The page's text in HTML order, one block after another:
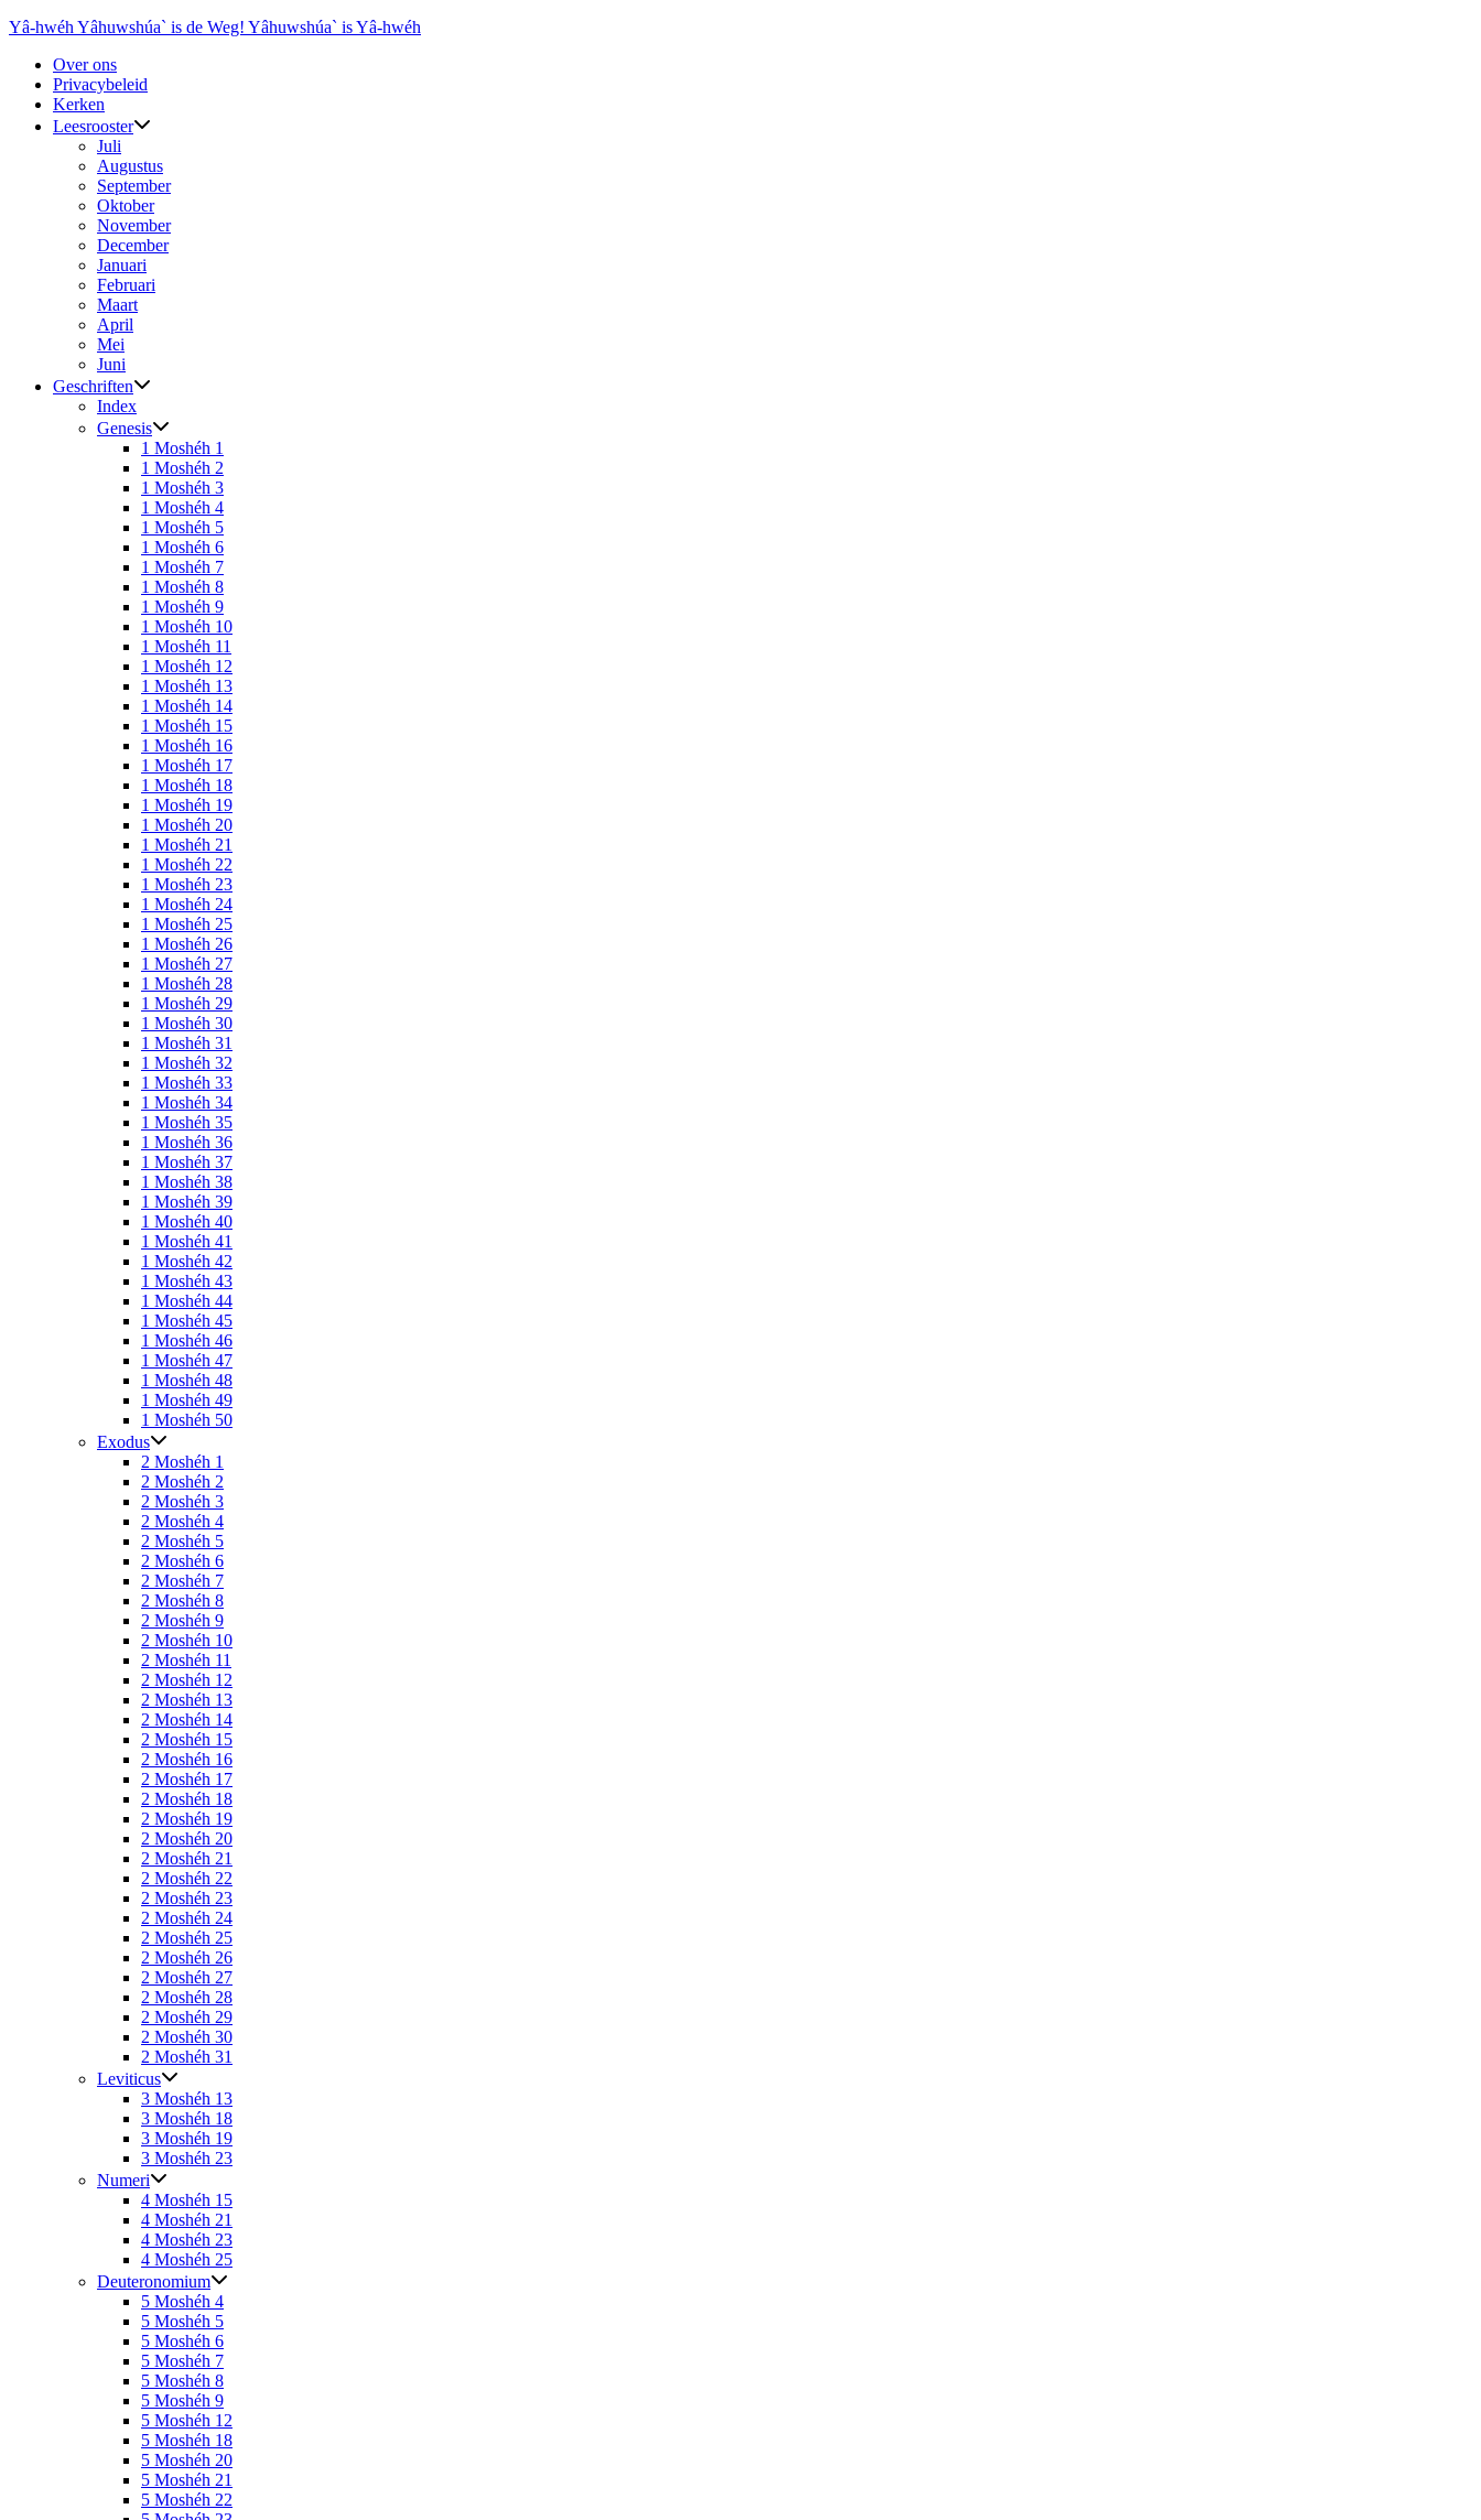
Ga
inhoud
Yâ-hwéh Yâhuwshúa` is de Weg! Yâhuwshúa` is Yâ-hwéh
Over ons
Privacybeleid
Kerken
Leesrooster
Juli
Augustus
September
Oktober
November
December
Januari
Februari
Maart
April
Mei
Juni
Geschriften
Index
Genesis
1 Moshéh 1
1 Moshéh 2
1 Moshéh 3
1 Moshéh 4
1 Moshéh 5
1 Moshéh 6
1 Moshéh 7
1 Moshéh 8
1 Moshéh 9
1 Moshéh 10
1 Moshéh 11
1 Moshéh 12
1 Moshéh 13
1 Moshéh 14
1 Moshéh 15
1 Moshéh 16
1 Moshéh 17
1 Moshéh 18
1 Moshéh 19
1 Moshéh 20
1 Moshéh 21
1 Moshéh 22
1 Moshéh 23
1 Moshéh 24
1 Moshéh 25
1 Moshéh 26
1 Moshéh 27
1 Moshéh 28
1 Moshéh 29
1 Moshéh 30
1 Moshéh 31
1 Moshéh 32
1 Moshéh 33
1 Moshéh 34
1 Moshéh 35
1 Moshéh 36
1 Moshéh 37
1 Moshéh 38
1 Moshéh 39
1 Moshéh 40
1 Moshéh 41
1 Moshéh 42
1 Moshéh 43
1 Moshéh 44
1 Moshéh 45
1 Moshéh 46
1 Moshéh 47
1 Moshéh 48
1 Moshéh 49
1 Moshéh 50
Exodus
2 Moshéh 1
2 Moshéh 2
2 Moshéh 3
2 Moshéh 4
2 Moshéh 5
2 Moshéh 6
2 Moshéh 7
2 Moshéh 8
2 Moshéh 9
2 Moshéh 10
2 Moshéh 11
2 Moshéh 12
2 Moshéh 13
2 Moshéh 14
2 Moshéh 15
2 Moshéh 16
2 Moshéh 17
2 Moshéh 18
2 Moshéh 19
2 Moshéh 20
2 Moshéh 21
2 Moshéh 22
2 Moshéh 23
2 Moshéh 24
2 Moshéh 25
2 Moshéh 26
2 Moshéh 27
2 Moshéh 28
2 Moshéh 29
2 Moshéh 30
2 Moshéh 31
Leviticus
3 Moshéh 13
3 Moshéh 18
3 Moshéh 19
3 Moshéh 23
Numeri
4 Moshéh 15
4 Moshéh 21
4 Moshéh 23
4 Moshéh 25
Deuteronomium
5 Moshéh 4
5 Moshéh 5
5 Moshéh 6
5 Moshéh 7
5 Moshéh 8
5 Moshéh 9
5 Moshéh 12
5 Moshéh 18
5 Moshéh 20
5 Moshéh 21
5 Moshéh 22